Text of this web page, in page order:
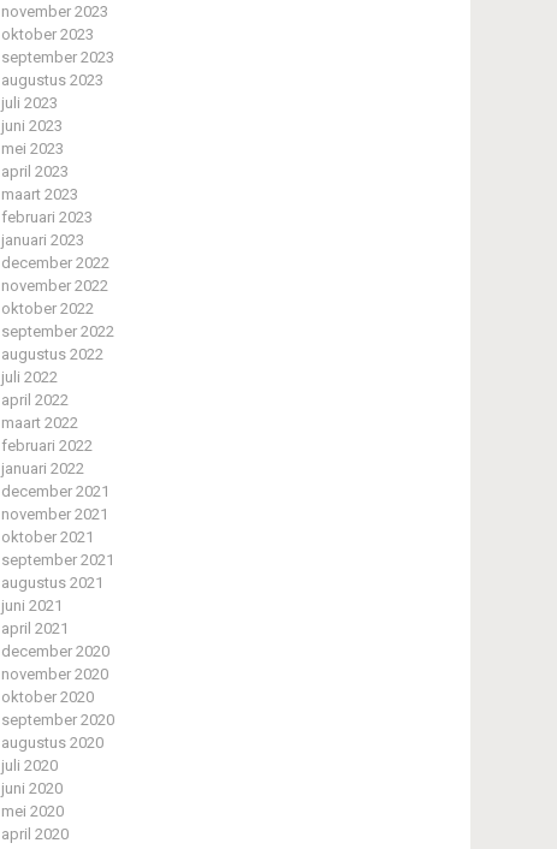
november 2023
oktober 2023
september 2023
augustus 2023
juli 2023
juni 2023
mei 2023
april 2023
maart 2023
februari 2023
januari 2023
december 2022
november 2022
oktober 2022
september 2022
augustus 2022
juli 2022
april 2022
maart 2022
februari 2022
januari 2022
december 2021
november 2021
oktober 2021
september 2021
augustus 2021
juni 2021
april 2021
december 2020
november 2020
oktober 2020
september 2020
augustus 2020
juli 2020
juni 2020
mei 2020
april 2020